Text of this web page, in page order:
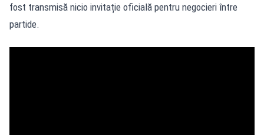
fost transmisă nicio invitație oficială pentru negocieri între
partide.